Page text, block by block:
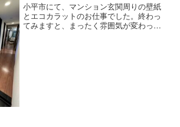
小平市にて、マンション玄関周りの壁紙
とエコカラットのお仕事でした。終わっ
てみますと、まったく雰囲気が変わって